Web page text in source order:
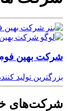
شرکت بهین
بزرگترین تولید
شرکت‌های